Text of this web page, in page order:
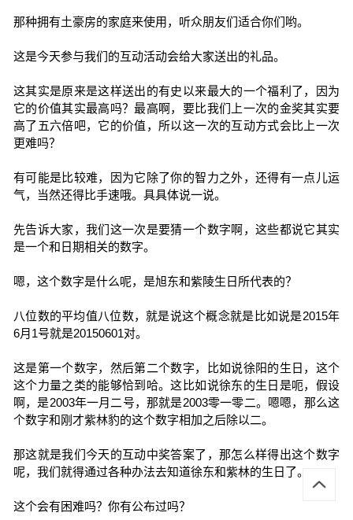
那种拥有土豪房的家庭来使用，听众朋友们适合你们哟。
这是今天参与我们的互动活动会给大家送出的礼品。
这其实是原来是这样送出的有史以来最大的一个福利了，因为
它的价值其实最高吗？最高啊，要比我们上一次的金奖其实要
高了五六倍吧，它的价值，所以这一次的互动方式会比上一次
更难吗？
有可能是比较难，因为它除了你的智力之外，还得有一点儿运
气，当然还得比手速哦。具具体说一说。
先告诉大家，我们这一次是要猜一个数字啊，这些都说它其实
是一个和日期相关的数字。
嗯，这个数字是什么呢，是旭东和紫陵生日所代表的？
八位数的平均值八位数，就是说这个概念就是比如说是2015年
6月1号就是20150601对。
这是第一个数字，然后第二个数字，比如说徐阳的生日，这个
这个力量之类的能够恰到哈。这比如说徐东的生日是呃，假设
啊，是2003年一月二号，那就是2003零一零二。嗯嗯，那么这
个数字和刚才紫林豹的这个数字相加之后除以二。
那这就是我们今天的互动中奖答案了，那怎么样得出这个数字
呢，我们就得通过各种办法去知道徐东和紫林的生日了。
这个会有困难吗？你有公布过吗？